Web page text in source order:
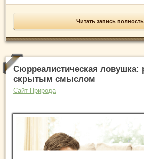
Читать запись
Сюрреалистическая ловушка:
скрытым смыслом
Сайт Природа